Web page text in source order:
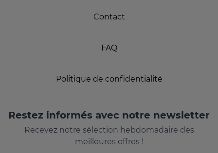
Contact
FAQ
Politique de confidentialité
Restez informés avec notre newsletter
Recevez notre sélection hebdomadaire des
meilleures offres !